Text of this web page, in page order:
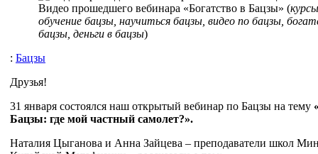
Видео прошедшего вебинара «Богатство в Бацзы» (
обучение бацзы, научиться бацзы, видео по бацзы,
бацзы, деньги в бацзы)
: Бацзы
Друзья!
31 января состоялся наш открытый вебинар по Бацзы на тему
Бацзы: где мой частный самолет?».
Наталия Цыганова и Анна Зайцева – преподаватели школ